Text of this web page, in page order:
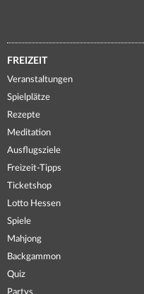
FREIZEIT
Veranstaltungen
Spielplätze
Rezepte
Meditation
Ausflugsziele
Freizeit-Tipps
Ticketshop
Lotto Hessen
Spiele
Mahjong
Backgammon
Quiz